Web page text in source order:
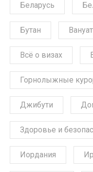
Беларусь
Бутан
Всё о визах
Горнолыжные
Джибути
Здоровье и
Иордания